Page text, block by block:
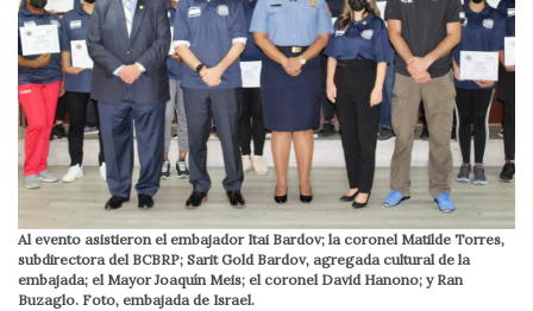
Al evento asistieron el embajador Itai Bardov; la coronel Matilde Torres,
subdirectora del BCBRP; Sarit Gold Bardov, agregada cultural de la
embajada; el Mayor Joaquín Meis; el coronel David Hanono; y Ran
Buzaglo. Foto, embajada de Israel.